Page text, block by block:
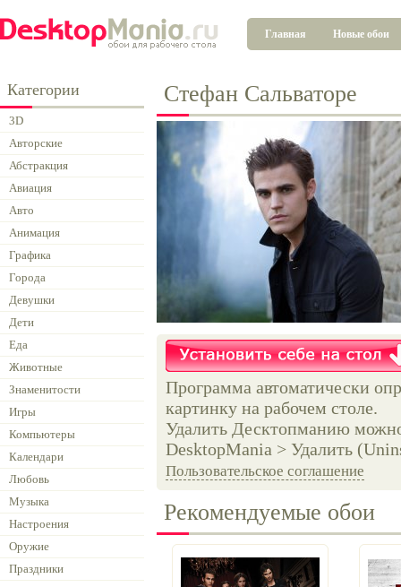
Главная Новые обои
Категории
3D
Авторские
Абстракция
Авиация
Авто
Анимация
Графика
Города
Девушки
Дети
Еда
Животные
Знаменитости
Игры
Компьютеры
Календари
Любовь
Музыка
Настроения
Оружие
Праздники
Стефан Сальваторе
Программа автоматически
картинку на рабочем столе.
Удалить Десктопманию
DesktopMania > Удалить
Пользовательское соглашение
Рекомендуемые обои